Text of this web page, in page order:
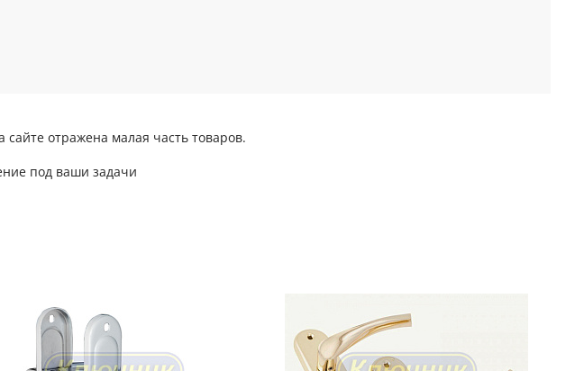
отражена малая часть товаров.
под ваши задачи